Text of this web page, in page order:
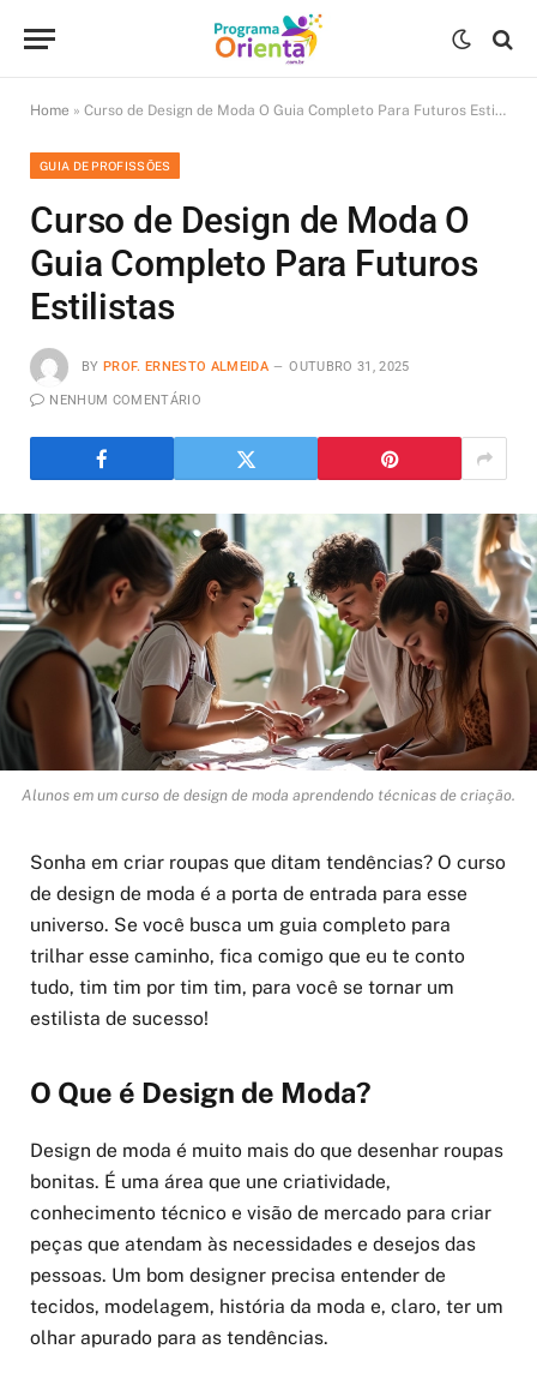
Home » Curso de Design de Moda O Guia Completo Para Futuros Estilistas
GUIA DE PROFISSÕES
Curso de Design de Moda O
Guia Completo Para Futuros
Estilistas
BY PROF. ERNESTO ALMEIDA OUTUBRO 31, 2025
NENHUM COMENTÁRIO
Alunos em um curso de design de moda aprendendo técnicas de criação.
Sonha em criar roupas que ditam tendências? O curso
de design de moda é a porta de entrada para esse
universo. Se você busca um guia completo para
trilhar esse caminho, fica comigo que eu te conto
tudo, tim tim por tim tim, para você se tornar um
estilista de sucesso!
O Que é Design de Moda?
Design de moda é muito mais do que desenhar roupas
bonitas. É uma área que une criatividade,
conhecimento técnico e visão de mercado para criar
peças que atendam às necessidades e desejos das
pessoas. Um bom designer precisa entender de
tecidos, modelagem, história da moda e, claro, ter um
olhar apurado para as tendências.